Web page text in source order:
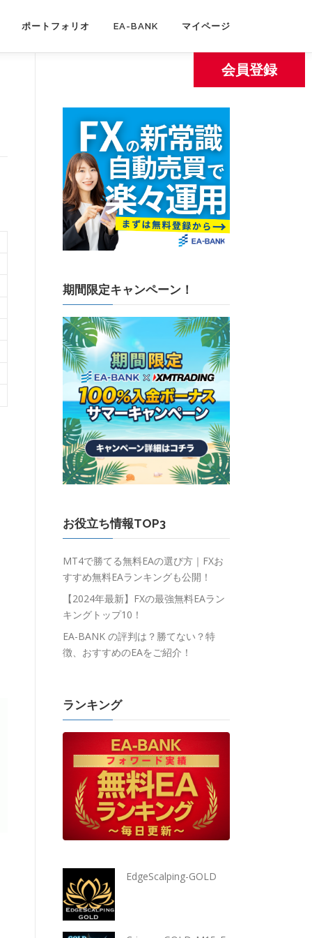
ポートフォリオ EA-BANK マイページ
会員登録
期間限定キャンペーン！
お役立ち情報TOP3
MT4で勝てる無料EAの選び方｜FXお
すすめ無料EAランキングも公開！
【2024年最新】FXの最強無料EAラン
キングトップ10！
EA-BANK の評判は？勝てない？特
徴、おすすめのEAをご紹介！
ランキング
EdgeScalping-GOLD